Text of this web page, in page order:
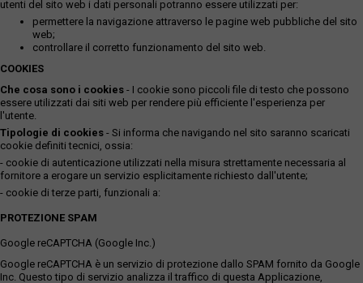
utenti del sito web i dati personali potranno essere utilizzati per:
permettere la navigazione attraverso le pagine web pubbliche del sito
web;
controllare il corretto funzionamento del sito web.
COOKIES
Che cosa sono i cookies - I cookie sono piccoli file di testo che possono
essere utilizzati dai siti web per rendere più efficiente l'esperienza per
l'utente.
Tipologie di cookies - Si informa che navigando nel sito saranno scaricati
cookie definiti tecnici, ossia:
- cookie di autenticazione utilizzati nella misura strettamente necessaria al
fornitore a erogare un servizio esplicitamente richiesto dall'utente;
- cookie di terze parti, funzionali a:
PROTEZIONE SPAM
Google reCAPTCHA (Google Inc.)
Google reCAPTCHA è un servizio di protezione dallo SPAM fornito da Google
Inc. Questo tipo di servizio analizza il traffico di questa Applicazione,